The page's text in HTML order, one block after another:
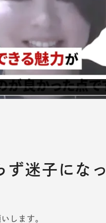
ず迷子にな
します。